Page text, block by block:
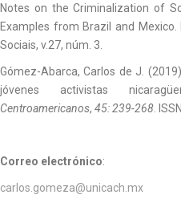
Notes on the Criminalization of
Examples from Brazil and Mexico.
Sociais, v.27, núm. 3.
Gómez-Abarca, Carlos de J.
jóvenes activistas
Centroamericanos, 45: 239-268 .
Correo electrónico:
carlos.gomeza@unicach.mx